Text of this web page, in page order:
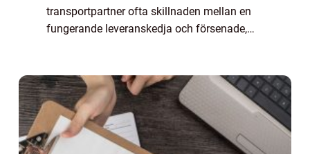
transportpartner ofta skillnaden mellan en
fungerande leveranskedja och försenade,
Småland ...